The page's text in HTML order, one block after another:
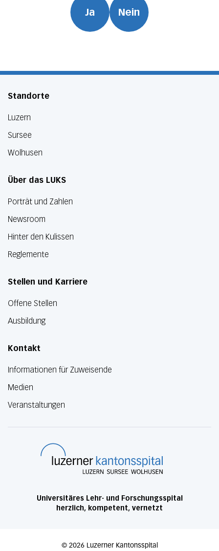
Ja Nein
Standorte
Luzern
Sursee
Wolhusen
Über das LUKS
Porträt und Zahlen
Newsroom
Hinter den Kulissen
Reglemente
Stellen und Karriere
Offene Stellen
Ausbildung
Kontakt
Informationen für Zuweisende
Medien
Veranstaltungen
Universitäres Lehr- und Forschungsspital
herzlich, kompetent, vernetzt
© 2026 Luzerner Kantonsspital